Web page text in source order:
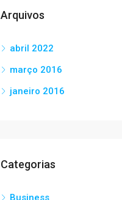
Arquivos
abril 2022
março 2016
janeiro 2016
Categorias
Business